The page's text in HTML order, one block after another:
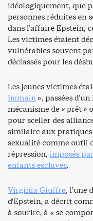
idéologiquement, que
personnes réduites en
dans l’affaire Epstein,
Les victimes étaient
vulnérables souvent
déclassés pour les
Les jeunes victimes
humain», passées
mécanisme de « prêt »
pour sceller des
similaire aux pratiques
sexualité comme outil
répression, imposés
enfants esclaves.
Virginia Giuffre, l’une
d’Epstein, a décrit
à sourire, à « se